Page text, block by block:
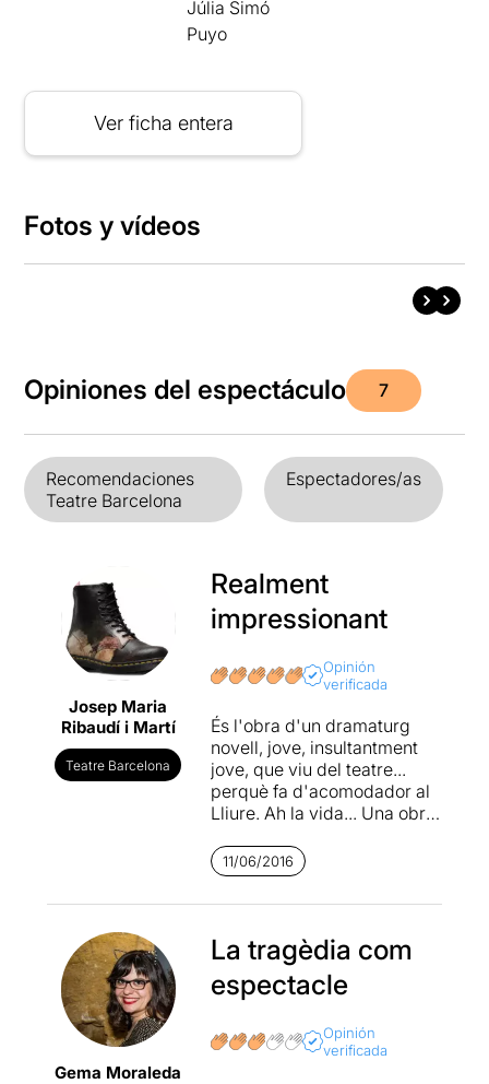
Júlia Simó
Puyo
Ver ficha entera
Fotos y vídeos
Opiniones del espectáculo 7
Recomendaciones
Teatre Barcelona
Espectadores/as
Josep Maria
Ribaudí i Martí
Teatre Barcelona
Realment
impressionant
Opinión
verificada
És l'obra d'un dramaturg
novell, jove, insultantment
jove, que viu del teatre...
perquè fa d'acomodador al
Lliure. Ah la vida... Una obra
sobre la civilització del
espectacle, però el que
provoca són una sèrie de
vegades al·lucinacions,
sensacions estranyes
d'admiració, dubtes,
càrrega eròtica que té en
moments determinats... Fa
11/06/2016
Gema Moraleda
La tragèdia com
espectacle
Opinión
verificada